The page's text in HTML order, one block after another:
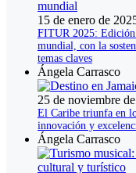
15 de enero de
FITUR 2025:
mundial, con la
temas claves
Ángela Carrasco
25 de noviembre
El Caribe triunfa en
innovación y
Ángela Carrasco